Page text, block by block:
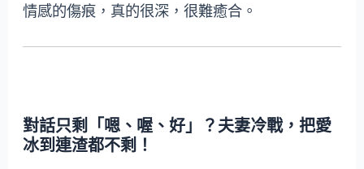
情感的傷痕，真的很深，很難癒合。
對話只剩「嗯、喔、好」？夫妻冷戰，把愛
冰到連渣都不剩！